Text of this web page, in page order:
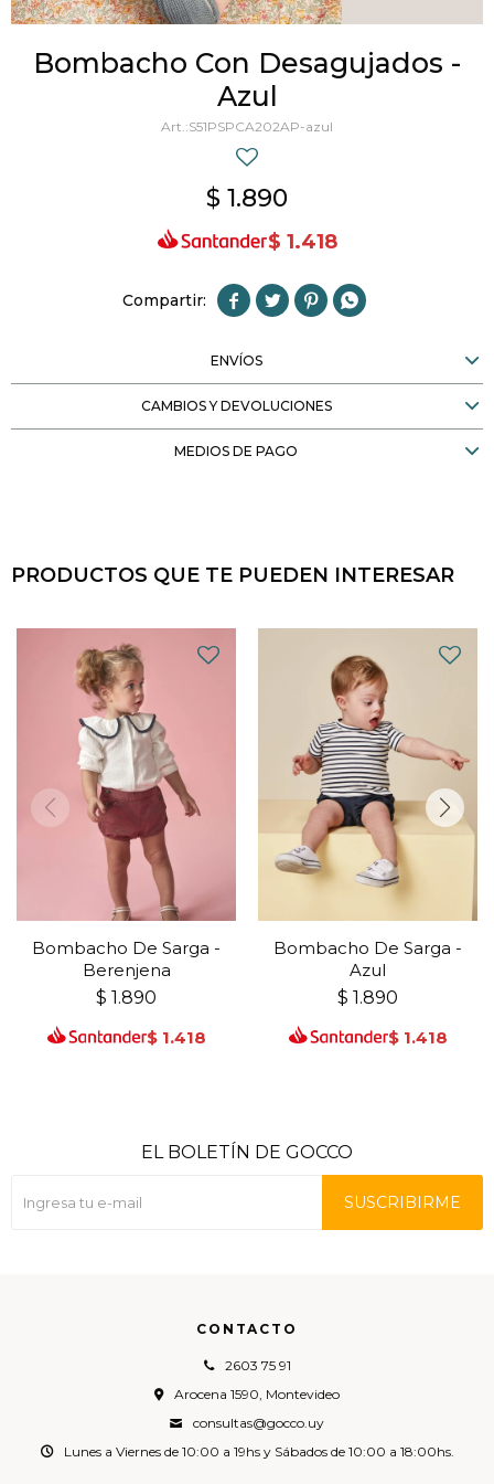
Bombacho Con Desagujados -
Azul
S51PSPCA202AP-azul
$ 1.890
$ 1.418
   
ENVÍOS
CAMBIOS Y DEVOLUCIONES
MEDIOS DE PAGO
PRODUCTOS QUE TE PUEDEN INTERESAR
Bombacho De Sarga -
Berenjena
$ 1.890
$ 1.418
Bombacho De Sarga -
Azul
$ 1.890
$ 1.418
CONTACTO
2603 75 91
Arocena 1590, Montevideo
consultas@gocco.uy
Lunes a Viernes de 10:00 a 19hs y Sábados de 10:00 a 18:00hs.
EL BOLETÍN DE GOCCO
SUSCRIBIRME